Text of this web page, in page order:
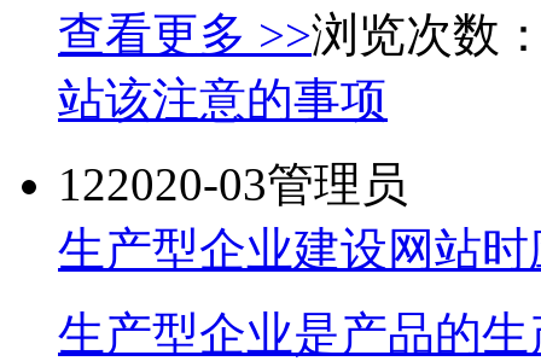
查看更多 >>浏览次数
站该注意的事项
122020-03管理员
生产型企业建设网站
生产型企业是产品的